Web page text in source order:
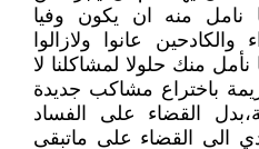
نامل منه ان يكون وفيا
والكادحين عانوا ولازالوا
منك حلولا لمشاكلنا لا
باختراع مشاكب جديدة
القضاء على الفساد
الى القضاء على ماتبقى